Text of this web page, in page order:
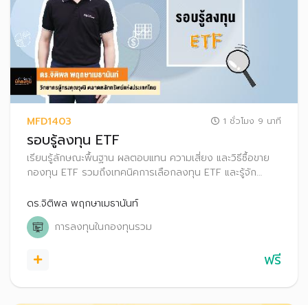
MFD1403 1 ชั่วโมง 9 นาที
รอบรู้ลงทุน ETF
เรียนรู้ลักษณะพื้นฐาน ผลตอบแทน ความเสี่ยง และวิธีซื้อขาย
กองทุน ETF รวมถึงเทคนิคการเลือกลงทุน ETF และรู้จัก
เหมาะสมกับตนเองได้
ดร.จิติพล พฤกษาเมธานันท์
การลงทุนในกองทุนรวม
ฟรี